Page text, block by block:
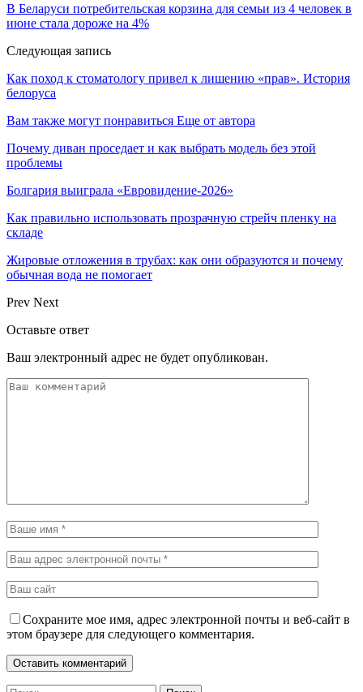
В Беларуси потребительская корзина для семьи из 4 человек в
июне стала дороже на 4%
Следующая запись
Как поход к стоматологу привел к лишению «прав». История
белоруса
Вам также могут понравиться Еще от автора
Почему диван проседает и как выбрать модель без этой
проблемы
Болгария выиграла «Евровидение-2026»
Как правильно использовать прозрачную стрейч пленку на
складе
Жировые отложения в трубах: как они образуются и почему
обычная вода не помогает
Prev Next
Оставьте ответ
Ваш электронный адрес не будет опубликован.
Сохраните мое имя, адрес электронной почты и веб-сайт в
этом браузере для следующего комментария.